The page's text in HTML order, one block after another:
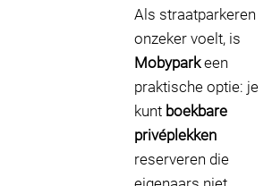
Als straatparkeren
onzeker voelt, is
Mobyparkeen
praktische optie: je
kunt boekbare
privéplekken
reserveren die